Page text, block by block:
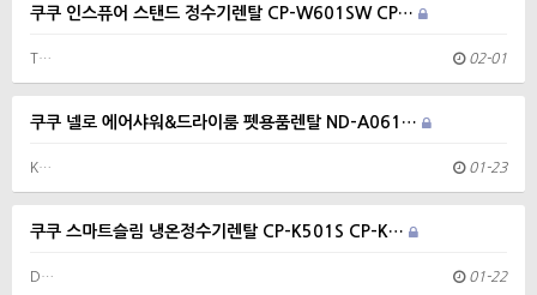
쿠쿠 인스퓨어 스탠드 정수기렌탈 CP-W601SW CP…
T… 02-01
쿠쿠 넬로 에어샤워&드라이룸 펫용품렌탈 ND-A061…
K… 01-23
쿠쿠 스마트슬림 냉온정수기렌탈 CP-K501S CP-K…
D… 01-22